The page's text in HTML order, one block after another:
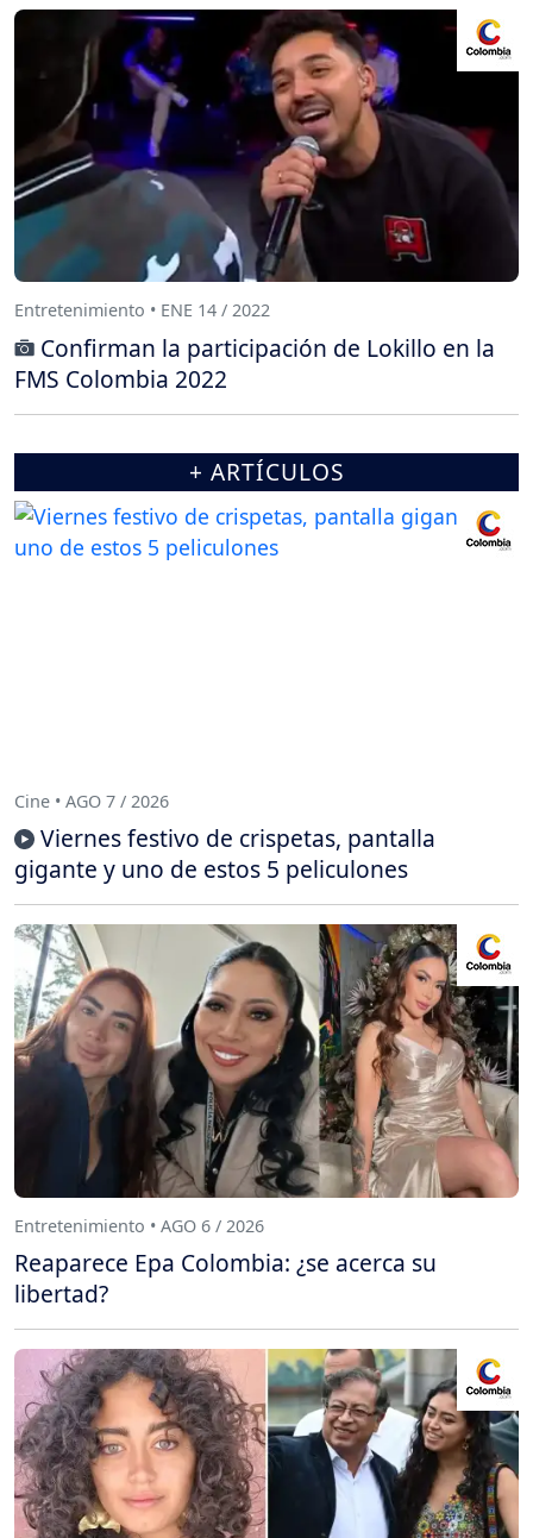
Entretenimiento • ENE 14 / 2022
Confirman la participación de Lokillo en la
FMS Colombia 2022
+ ARTÍCULOS
Cine • AGO 7 / 2026
Viernes festivo de crispetas, pantalla
gigante y uno de estos 5 peliculones
Entretenimiento • AGO 6 / 2026
Reaparece Epa Colombia: ¿se acerca su
libertad?